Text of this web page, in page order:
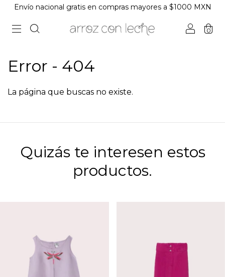
Envío nacional gratis en compras mayores a $1000 MXN
0
Error - 404
La página que buscas no existe.
Quizás te interesen estos
productos.